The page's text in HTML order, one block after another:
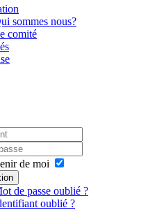
sommes nous?
comité
de moi
de passe oublié ?
oublié ?